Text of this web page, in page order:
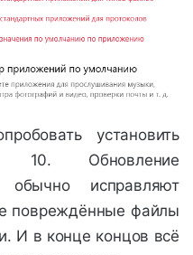
установить
10. Обновление
обычно исправляют
повреждённые файлы
И в конце концов всё